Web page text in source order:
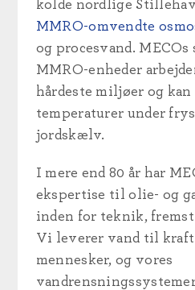
kolde nordlige
MMRO-omvendte
og procesvand. MECOs
MMRO-enheder
hårdeste miljøer og kan
temperaturer under
jordskælv.
I mere end 80 år har
ekspertise til olie- og
inden for teknik,
Vi leverer vand til
mennesker, og vores